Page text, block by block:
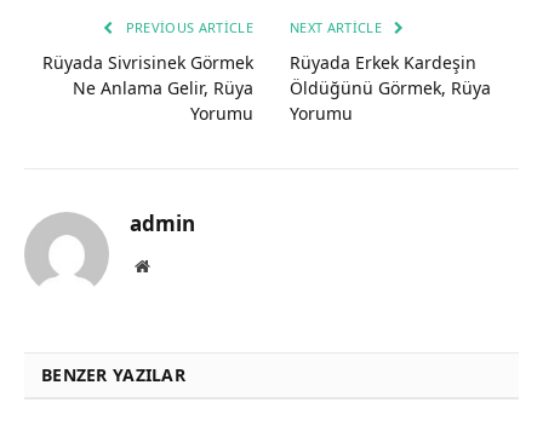
PREVIOUS ARTICLE
Rüyada Sivrisinek Görmek
Ne Anlama Gelir, Rüya
Yorumu
NEXT ARTICLE
Rüyada Erkek Kardeşin
Öldüğünü Görmek, Rüya
Yorumu
admin
Website
BENZER YAZILAR